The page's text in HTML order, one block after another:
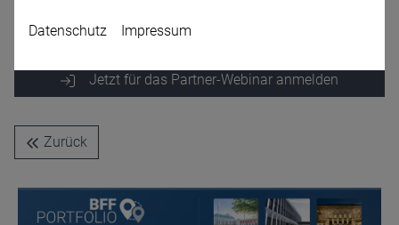
Jetzt für das Partner-Webinar anmelden
Zurück
Datenschutz Impressum
CPref
Anbieter
D&C